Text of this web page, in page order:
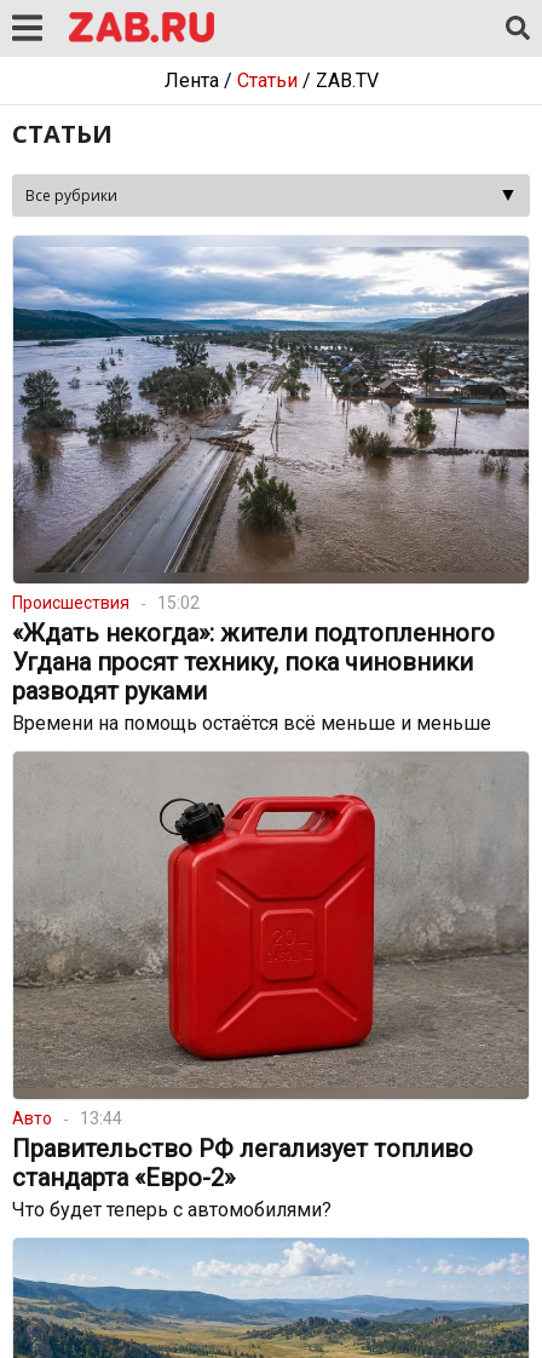
Лента/ Статьи/ ZAB.TV
СТАТЬИ
Происшествия 15:02
«Ждать некогда»: жители подтопленного
Угдана просят технику, пока чиновники
разводят руками
Времени на помощь остаётся всё меньше и меньше
Авто 13:44
Правительство РФ легализует топливо
стандарта «Евро-2»
Что будет теперь с автомобилями?